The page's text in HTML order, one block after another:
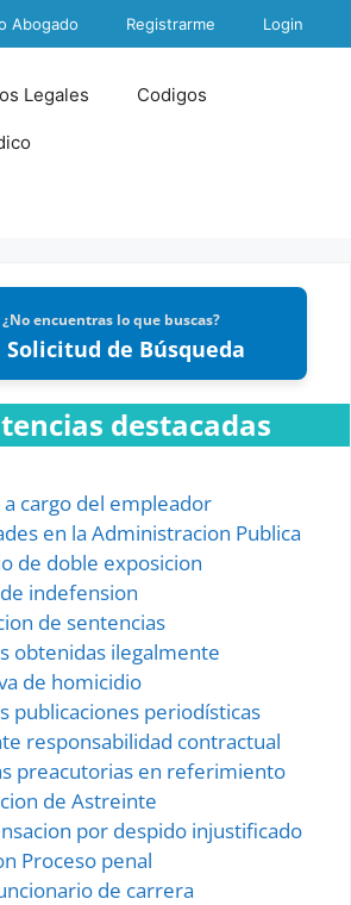
Abogado Registrarme Login
Legales Codigos
¿No encuentras lo que buscas?
Solicitud de Búsqueda
destacadas
a cargo del empleador
en la Administracion Publica
de doble exposicion
indefension
de sentencias
obtenidas ilegalmente
de homicidio
publicaciones periodísticas
responsabilidad contractual
preacutorias en referimiento
de Astreinte
por despido injustificado
Proceso penal
de carrera